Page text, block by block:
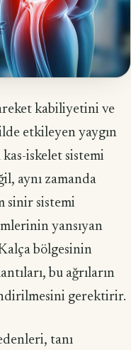
kabiliyetini ve
etkileyen yaygın
iskelet sistemi
aynı zamanda
sinir sistemi
yansıyan
bölgesinin
bu ağrıların
gerektirir.
tanı